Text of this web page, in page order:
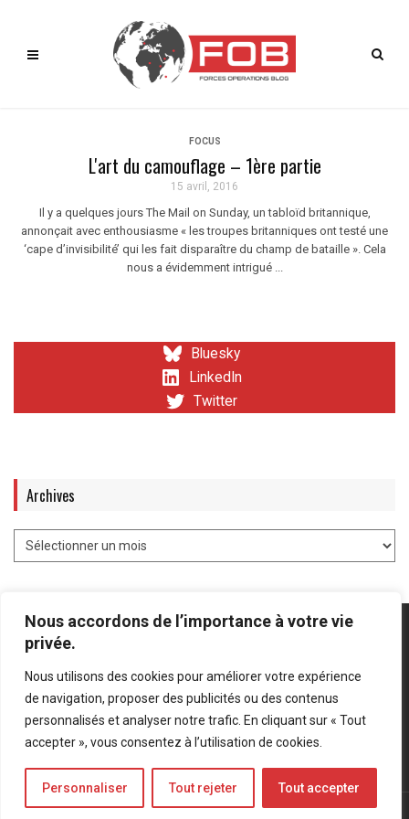
Nous accordons de l’importance à votre vie
privée.
Nous utilisons des cookies pour améliorer votre expérience
de navigation, proposer des publicités ou des contenus
personnalisés et analyser notre trafic. En cliquant sur « Tout
accepter », vous consentez à l’utilisation de cookies.
Personnaliser Tout rejeter Tout accepter
FOCUS
L'art du camouflage – 1ère partie
15 avril, 2016
Il y a quelques jours The Mail on Sunday, un tabloïd britannique,
annonçait avec enthousiasme « les troupes britanniques ont testé une
‘cape d’invisibilité’ qui les fait disparaître du champ de bataille ». Cela
nous a évidemment intrigué ...
Bluesky
LinkedIn
Twitter
Archives
Mentions légales Politique de confidentialité
Bluesky
LinkedIn
Twitter
© Forces Operations Blog - 2022